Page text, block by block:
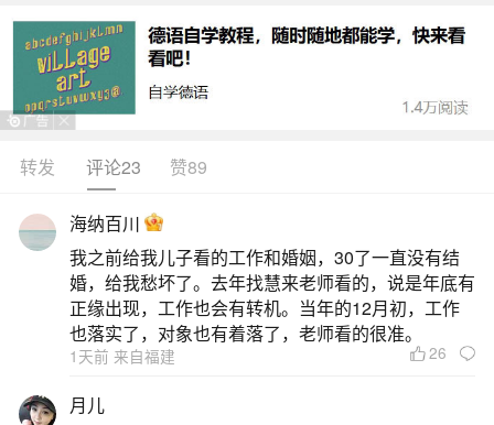
一、2000年出生的人今年是本命年吗
2000年是农历庚辰年，属龙。2024年是甲辰
年，同样属龙，因此2024年确实是属龙人的本命
年。但需要明确的是，本命年的计算依据是农历新
10日，这意味着从2024年2月10日开始才正式进入
龙年。因此，对于2000年出生属龙的人来说，他们
的本命年周期是：从2024年2月10日（农历甲辰年
正月初一）开始，到2025年1月28日（农历甲。
二、2000年出生的本命年是哪一年
转发 评论23 赞89
海纳百川
我之前给我儿子看的工作和婚姻，30了一直没有结
婚，给我愁坏了。去年找慧来老师看的，说是年底有
正缘出现，工作也会有转机。当年的12月初，工作
也落实了，对象也有着落了，老师看的很准。
1天前 来自福建 26
月儿